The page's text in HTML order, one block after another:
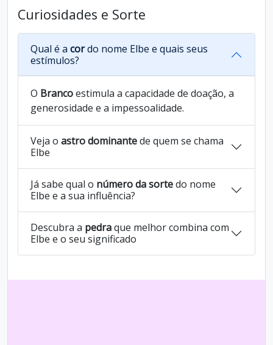
Curiosidades e Sorte
Qual é a cordo nome Elbe e quais seus
estímulos?
O Brancoestimula a capacidade de doação, a
generosidade e a impessoalidade.
Veja o astro dominantede quem se chama
Elbe
Já sabe qual o número da sortedo nome
Elbe e a sua influência?
Descubra a pedraque melhor combina com
Elbe e o seu significado